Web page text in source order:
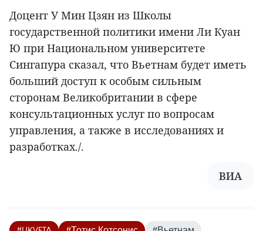
Доцент У Мин Цзян из Школы
государственной политики имени Ли Куан
Ю при Национальном университете
Сингапура сказал, что Вьетнам будет иметь
больший доступ к особым сильным
сторонам Великобритании в сфере
консультационных услуг по вопросам
управления, а также в исследованиях и
разработках./.
ВИА